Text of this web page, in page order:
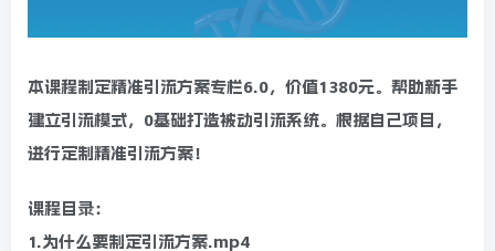
本课程制定精准引流方案专栏6.0，价值1380元。帮助新手
建立引流模式，0基础打造被动引流系统。根据自己项目，
进行定制精准引流方案！
课程目录：
1.为什么要制定引流方案.mp4